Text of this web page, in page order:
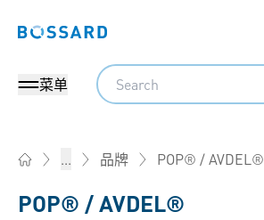
Bossard homepage
菜单
Search
... 品牌 POP® / AVDEL®
POP® / AVDEL®